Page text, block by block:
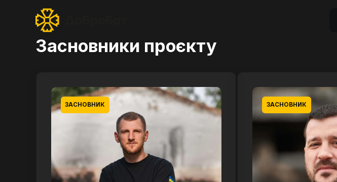
Засновники проєкту
ЗАСНОВНИК ЗАСНОВНИК